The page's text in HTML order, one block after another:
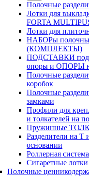
Полочные
Лотки для
FORTA
Лотки для
НАБОРы
(КОМПЛЕКТЫ)
ПОДСТАВКИ под
опоры и ОПОРЫ
Полочные
коробок
Полочные
замками
Профили для
и толкателей на
Пружинные
Разделители на Т
основании
Роллерная
Сигаретные лотки
Полочные